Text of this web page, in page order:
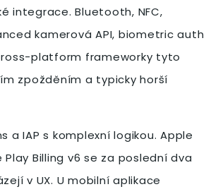
integrace. Bluetooth, NFC,
kamerová API, biometric auth
platform frameworky tyto
zpožděním a typicky horší
a IAP s komplexní logikou. Apple
Billing v6 se za poslední dva
v UX. U mobilní aplikace